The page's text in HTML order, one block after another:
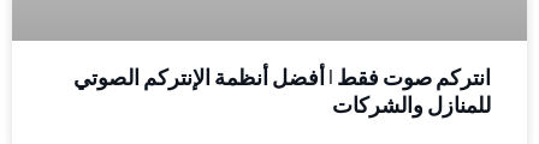
انتركم صوت فقط | أفضل أنظمة الإنتركم الصوتي
للمنازل والشركات